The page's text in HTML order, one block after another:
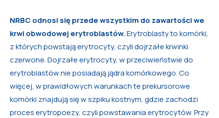
NRBC odnosi się przede wszystkim do zawartości we
krwi obwodowej erytroblastów.Erytroblasty to komórki,
z których powstają erytrocyty, czyli dojrzałe krwinki
czerwone. Dojrzałe erytrocyty, w przeciwieństwie do
erytroblastów nie posiadają jądra komórkowego. Co
więcej, w prawidłowych warunkach te prekursorowe
komórki znajdują się w szpiku kostnym, gdzie zachodzi
proces erytropoezy, czyli powstawania erytrocytów. Przy